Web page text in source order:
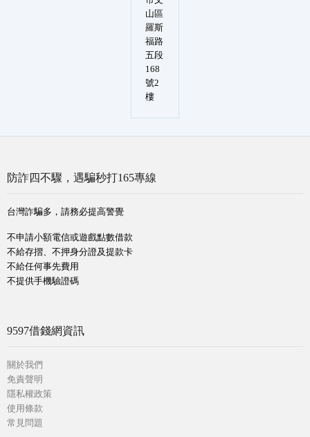
山區
羅斯
福路
五段
168
號2
樓
防詐四不驟，遇騙秒打165專線
台灣詐騙多，請務必提高警覺
不申請小額電信或遊戲點數借款
不給存摺、不押身分證及提款卡
不給任何事先費用
不提供手機驗證碼
9597借錢網資訊
關於我們
免責聲明
隱私權政策
使用條款
常見問題